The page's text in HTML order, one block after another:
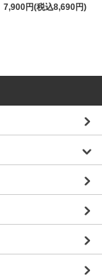
7,900円(税込8,690円)